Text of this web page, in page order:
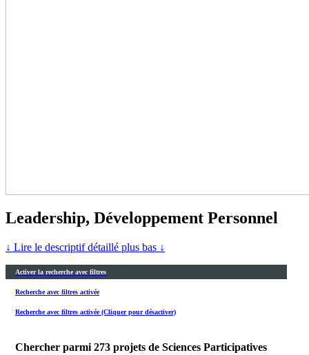
Leadership, Développement Personnel
↓ Lire le descriptif détaillé plus bas ↓
Activer la recherche avec filtres
Recherche avec filtres activée
Recherche avec filtres activée (Cliquer pour désactiver)
Chercher parmi 273 projets de Sciences Participatives